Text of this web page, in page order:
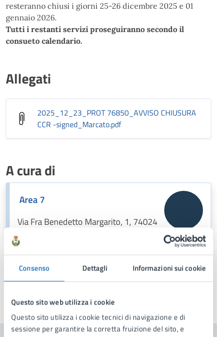
Consenso Dettagli Informazioni sui cookie
Questo sito web utilizza i cookie
Questo sito utilizza i cookie tecnici di navigazione e di
sessione per garantire la corretta fruizione del sito, e
resteranno chiusi i giorni 25-26 dicembre 2025 e 01
gennaio 2026.
Tutti i restanti servizi proseguiranno secondo il
consueto calendario.
Allegati
2025_12_23_PROT 76850_AVVISO CHIUSURA
CCR -signed_Marcato.pdf
A cura di
Area 7
Via Fra Benedetto Margarito, 1, 74024
Ultimo aggiornamento:23/12/2025, 12:17